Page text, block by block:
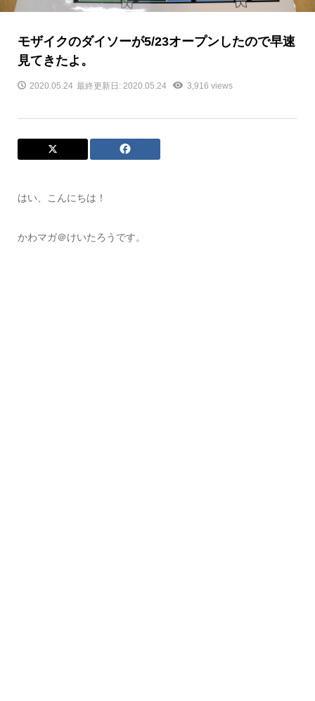
モザイクのダイソーが5/23オープンしたので早速
見てきたよ。
2020.05.24 最終更新日: 2020.05.24 3,916 views
はい、こんにちは！
かわマガ＠けいたろうです。